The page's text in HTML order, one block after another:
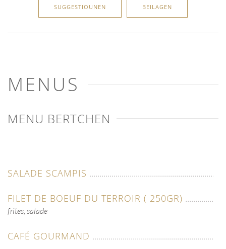
SUGGESTIOUNEN BEILAGEN
MENUS
MENU BERTCHEN
SALADE SCAMPIS
FILET DE BOEUF DU TERROIR ( 250GR)
frites, salade
CAFÉ GOURMAND